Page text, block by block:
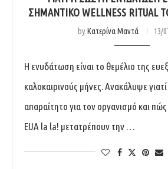
ΣΗΜΑΝΤΙΚΌ WELLNESS RITUAL
byΚατερίνα Μαντά 13/
Η ενυδάτωση είναι το θεμέλιο της
καλοκαιρινούς μήνες. Ανακάλυψε γιατί
απαραίτητο για τον οργανισμό και
EUA la la! μετατρέπουν την …